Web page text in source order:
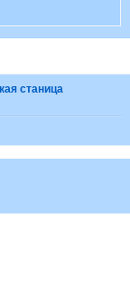
станица